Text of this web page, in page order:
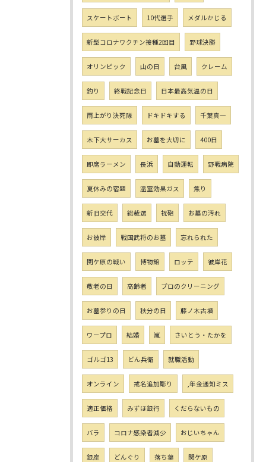
スケートボート 10代選手 メダルかじる
新型コロナワクチン接種2回目 野球決勝
オリンピック 山の日 台風 クレーム
釣り 終戦記念日 日本最高気温の日
雨上がり決死隊 ドキドキする 千葉真一
木下大サーカス お墓を大切に 400日
即席ラーメン 長浜 自動運転 野戦病院
夏休みの宿題 温室効果ガス 焦り
新旧交代 総裁選 祝砲 お墓の汚れ
お彼岸 戦国武将のお墓 忘れられた
関ケ原の戦い 博物館 ロッテ 彼岸花
敬老の日 高齢者 プロのクリーニング
お墓参りの日 秋分の日 藤ノ木古墳
ワープロ 結婚 嵐 さいとう・たかを
ゴルゴ13 どん兵衛 就職活動
オンライン 戒名追加彫り ,年金通知ミス
適正価格 みずほ銀行 くだらないもの
バラ コロナ感染者減少 おじいちゃん
銀座 どんぐり 落ち葉 関ケ原